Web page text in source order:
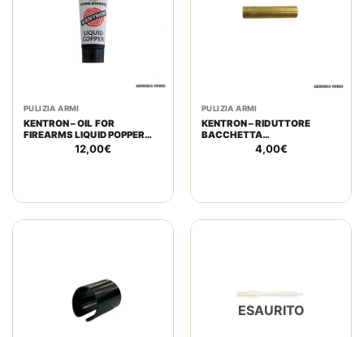
PULIZIA ARMI
KENTRON – OIL FOR
FIREARMS LIQUID POPPER
(GRASSO RAMATO) 30ML
12,00€
PULIZIA ARMI
KENTRON – RIDUTTORE
BACCHETTA
CARABINA/PISTOLA EU-
SCOVOLO C/P USA IN
4,00€
ESAURITO